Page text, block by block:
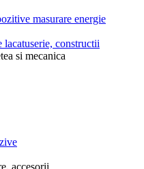
masurare energie
constructii
si mecanica
accesorii